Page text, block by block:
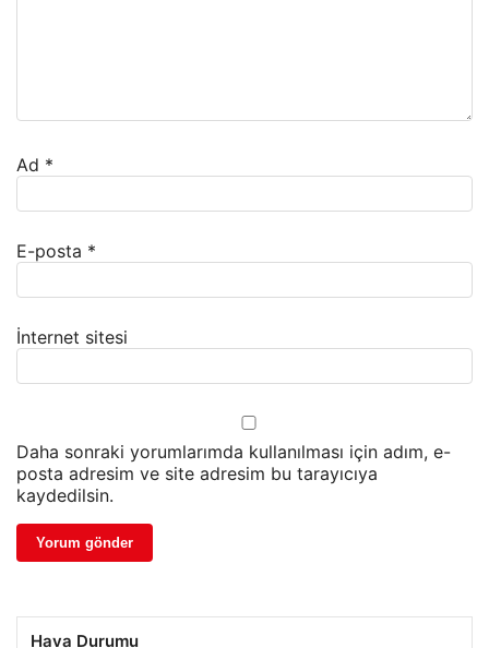
Ad *
E-posta *
İnternet sitesi
Daha sonraki yorumlarımda kullanılması için adım, e-
posta adresim ve site adresim bu tarayıcıya
kaydedilsin.
Hava Durumu